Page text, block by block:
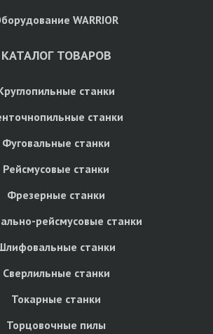
WARRIOR
КАТАЛОГ ТОВАРОВ
станки
станки
Фуговальные станки
Рейсмусовые станки
Фрезерные станки
рейсмусовые станки
станки
Сверлильные станки
Токарные станки
Торцовочные пилы